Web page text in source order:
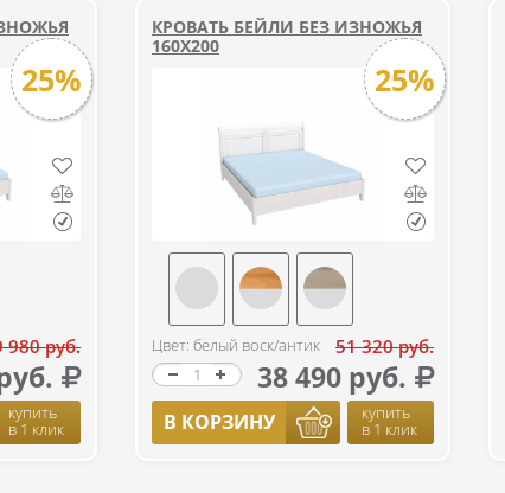
25%
980 руб.
купить
в 1 клик
КРОВАТЬ БЕЙЛИ БЕЗ ИЗНОЖЬЯ
160Х200
25%
Цвет: белый воск/антик 51 320 руб.
38 490 руб.
В КОРЗИНУ купить
в 1 клик